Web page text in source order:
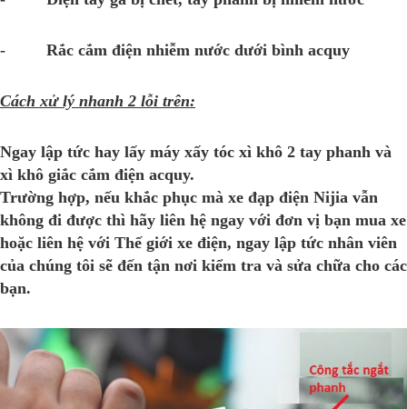
- Rắc cắm điện nhiễm nước dưới bình acquy
Cách xử lý nhanh 2 lỗi trên:
Ngay lập tức hay lấy máy xấy tóc xì khô 2 tay phanh và
xì khô giắc cắm điện acquy.
Trường hợp, nếu khắc phục mà xe đạp điện Nijia vẫn
không đi được thì hãy liên hệ ngay với đơn vị bạn mua xe
hoặc liên hệ với Thế giới xe điện, ngay lập tức nhân viên
của chúng tôi sẽ đến tận nơi kiểm tra và sửa chữa cho các
bạn.